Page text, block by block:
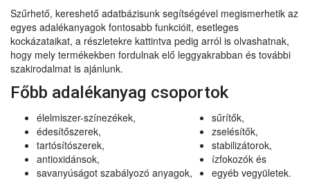
Szűrhető, kereshető adatbázisunk segítségével megismerhetik az
egyes adalékanyagok fontosabb funkcióit, esetleges
kockázataikat, a részletekre kattintva pedig arról is olvashatnak,
hogy mely termékekben fordulnak elő leggyakrabban és további
szakirodalmat is ajánlunk.
Főbb adalékanyag csoportok
élelmiszer-színezékek,
édesítőszerek,
tartósítószerek,
antioxidánsok,
savanyúságot szabályozó anyagok,
sűrítők,
zselésítők,
stabilizátorok,
ízfokozók és
egyéb vegyületek.